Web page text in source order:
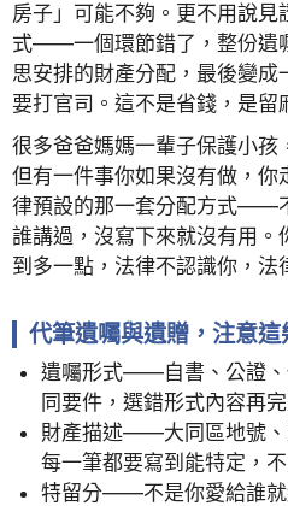
房子」可能不夠。更不用說
式——一個環節錯了，整份遺
思安排的財產分配，最後變
要打官司。這不是省錢，是留
很多爸爸媽媽一輩子保護小孩
但有一件事你如果沒有做，你
律預設的那一套分配方式——
誰講過，沒寫下來就沒有用
到多一點，法律不認識你，法
代筆遺囑與遺贈，注意這
遺囑形式——自書、公證、
同要件，選錯形式內容再
財產描述——大同區地號、
每一筆都要寫到能特定，
特留分——不是你愛給誰就